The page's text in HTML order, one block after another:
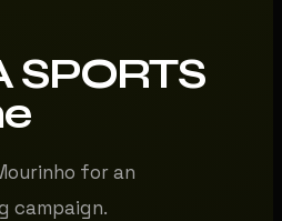
SPORTS
for an
campaign.